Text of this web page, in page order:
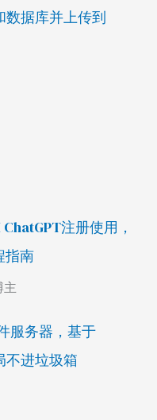
据库并上传到
注册使用，
指南
主
服务器，基于
不进垃圾箱